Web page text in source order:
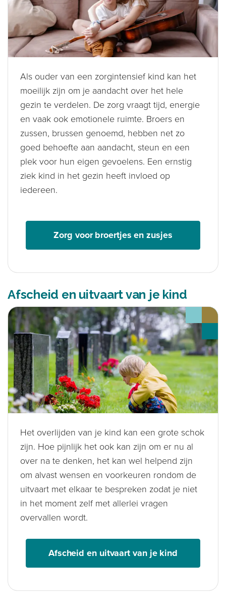
Als ouder van een zorgintensief kind kan het
moeilijk zijn om je aandacht over het hele
gezin te verdelen. De zorg vraagt tijd, energie
en vaak ook emotionele ruimte. Broers en
zussen, brussen genoemd, hebben net zo
goed behoefte aan aandacht, steun en een
plek voor hun eigen gevoelens. Een ernstig
ziek kind in het gezin heeft invloed op
iedereen.
Zorg voor broertjes en zusjes
Afscheid en uitvaart van je kind
Het overlijden van je kind kan een grote schok
zijn. Hoe pijnlijk het ook kan zijn om er nu al
over na te denken, het kan wel helpend zijn
om alvast wensen en voorkeuren rondom de
uitvaart met elkaar te bespreken zodat je niet
in het moment zelf met allerlei vragen
overvallen wordt.
Afscheid en uitvaart van je kind